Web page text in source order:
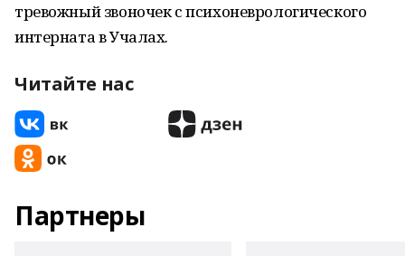
тревожный звоночек с психоневрологического
интерната в Учалах.
Читайте нас
Партнеры